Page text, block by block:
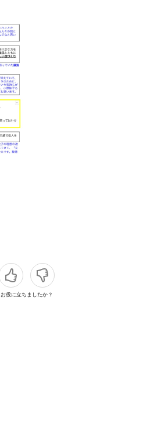
お役に立ちましたか？